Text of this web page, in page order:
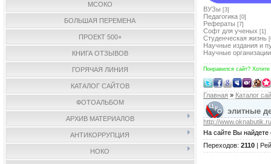
МСОКО
БОЛЬШАЯ ПЕРЕМЕНА
ПРОЕКТ 500+
КНИГА ОТЗЫВОВ
ГОРЯЧАЯ ЛИНИЯ
КАТАЛОГ САЙТОВ
ФОТОАЛЬБОМ
АРХИВ МАТЕРИАЛОВ
АНТИКОРРУПЦИЯ
НОКО
ВУЗы [3]
Педагогика [0]
Рефераты [7]
Софт для ученых [1]
Студенческая жизнь
Научные издания и
Научные организации
Понравился сайт?
Главная » Каталог
элитные
http://
На сайте Вы найдете
Переходов: 2110|